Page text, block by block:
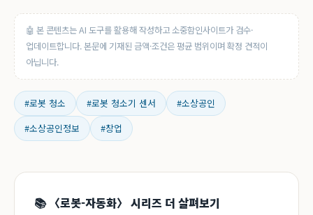
🤖 본 콘텐츠는 AI 도구를 활용해 작성하고 소중함인사이트가 검수·
업데이트합니다. 본문에 기재된 금액·조건은 평균 범위이며 확정 견적이
아닙니다.
#로봇 청소 #로봇 청소기 센서
#소상공인
#소상공인정보
#창업
📚 〈로봇-자동화〉 시리즈 더 살펴보기